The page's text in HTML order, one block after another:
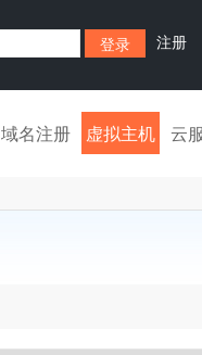
注册
域名注册 虚拟主机 云